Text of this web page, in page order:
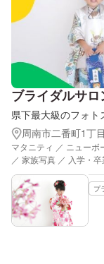
ブライダルサロ
県下最大級のフォト
周南市二番町1丁
マタニティ ／ ニューボ
／ 家族写真 ／ 入学・
プ